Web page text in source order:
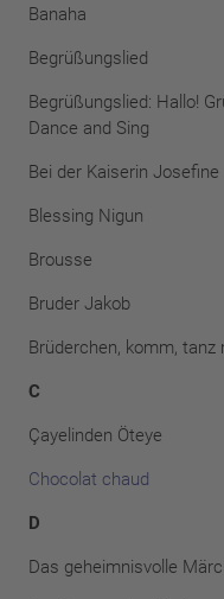
Banaha
Begrüßungslied
Begrüßungslied: Hallo!
Dance and Sing
Bei der Kaiserin Josefine
Blessing Nigun
Brousse
Bruder Jakob
Brüderchen, komm, tanz
C
Çayelinden Öteye
Chocolat chaud
D
Das geheimnisvolle